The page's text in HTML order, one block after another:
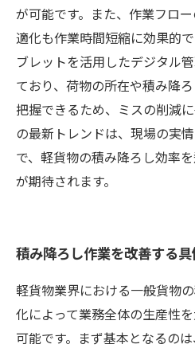
が可能です。また、作業フロ
適化も作業時間短縮に効果的
ブレットを活用したデジタル
ており、荷物の所在や積み降
把握できるため、ミスの削減
の最新トレンドは、現場の実
で、軽貨物の積み降ろし効率
が期待されます。
積み降ろし作業を改善する
軽貨物業界における一般貨物
化によって業務全体の生産性
可能です。まず基本となるの